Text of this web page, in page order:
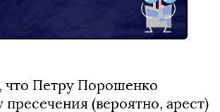
что Петру Порошенко
пресечения (вероятно, арест)